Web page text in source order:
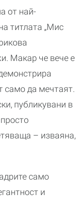
от най-
титлата „Мис
Макар че вече е
само да мечтаят.
публикувани в
– изваяна,
само
и